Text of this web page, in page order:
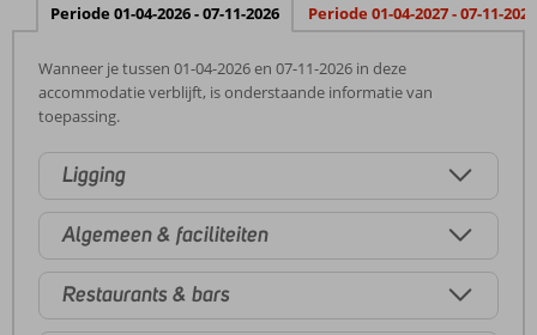
Periode 01-04-2026 - 07-11-2026 Periode 01-04-2027 - 07-11-2027
Wanneer je tussen 01-04-2026 en 07-11-2026 in deze
accommodatie verblijft, is onderstaande informatie van
toepassing.
Ligging
Algemeen & faciliteiten
Restaurants & bars